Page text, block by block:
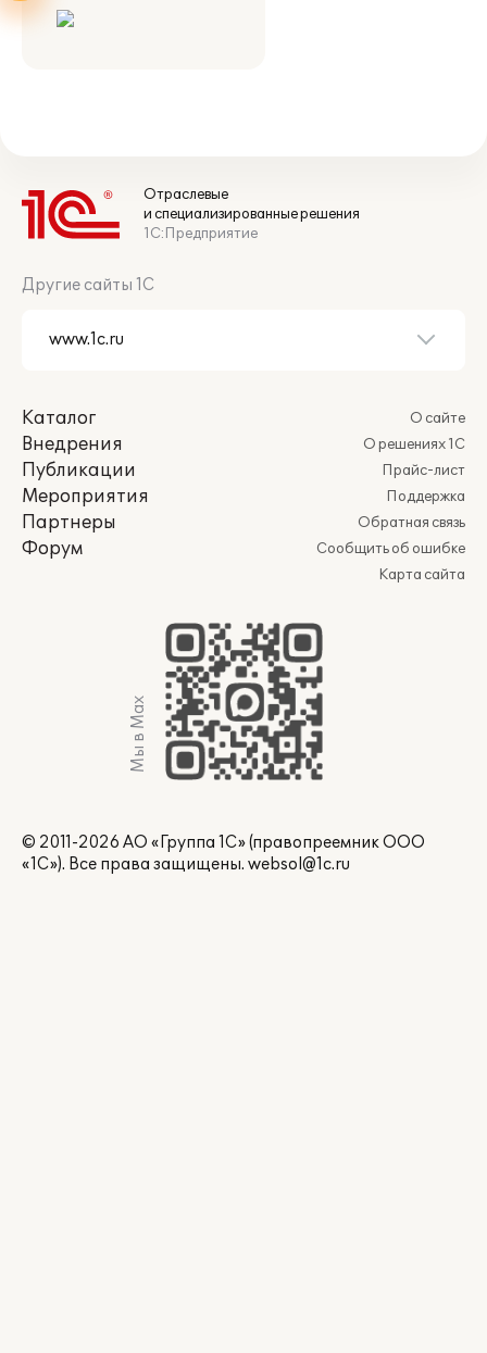
Отраслевые
и специализированные решения
1С:Предприятие
Другие сайты 1С
Каталог
Внедрения
Публикации
Мероприятия
Партнеры
Форум
О сайте
О решениях 1С
Прайс-лист
Поддержка
Обратная связь
Сообщить об ошибке
Карта сайта
Мы в Max
© 2011-2026 АО «Группа 1С» (правопреемник ООО
«1С»). Все права защищены. websol@1c.ru